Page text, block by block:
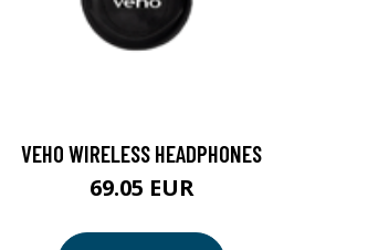
VEHO WIRELESS HEADPHONES
69.05 EUR